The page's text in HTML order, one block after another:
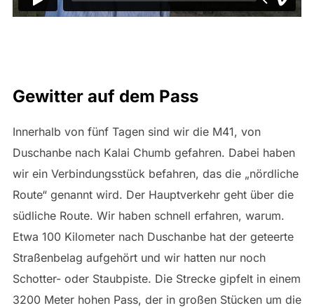
Gewitter auf dem Pass
Innerhalb von fünf Tagen sind wir die M41, von
Duschanbe nach Kalai Chumb gefahren. Dabei haben
wir ein Verbindungsstück befahren, das die „nördliche
Route“ genannt wird. Der Hauptverkehr geht über die
südliche Route. Wir haben schnell erfahren, warum.
Etwa 100 Kilometer nach Duschanbe hat der geteerte
Straßenbelag aufgehört und wir hatten nur noch
Schotter- oder Staubpiste. Die Strecke gipfelt in einem
3200 Meter hohen Pass, der in großen Stücken um die